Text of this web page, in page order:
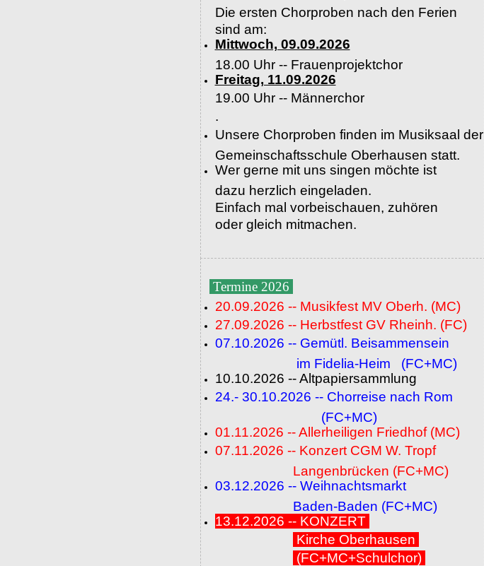
Die ersten Chorproben nach den Ferien
sind am:
Mittwoch, 09.09.2026
18.00 Uhr -- Frauenprojektchor
Freitag, 11.09.2026
19.00 Uhr -- Männerchor
.
Unsere Chorproben finden im Musiksaal der
Gemeinschaftsschule Oberhausen statt.
Wer gerne mit uns singen möchte ist
dazu herzlich eingeladen.
Einfach mal vorbeischauen, zuhören
oder gleich mitmachen.
Termine 2026
20.09.2026 -- Musikfest MV Oberh. (MC)
27.09.2026 -- Herbstfest GV Rheinh. (FC)
07.10.2026 -- Gemütl. Beisammensein
im Fidelia-Heim (FC+MC)
10.10.2026 -- Altpapiersammlung
24.- 30.10.2026 -- Chorreise nach Rom
(FC+MC)
01.11.2026 -- Allerheiligen Friedhof (MC)
07.11.2026 -- Konzert CGM W. Tropf
Langenbrücken (FC+MC)
03.12.2026 -- Weihnachtsmarkt
Baden-Baden (FC+MC)
13.12.2026 -- KONZERT
Kirche Oberhausen
(FC+MC+Schulchor)